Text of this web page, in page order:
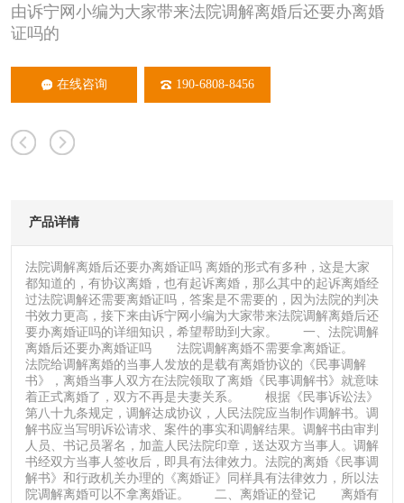
由诉宁网小编为大家带来法院调解离婚后还要办离婚
证吗的
在线咨询 190-6808-8456
产品详情
法院调解离婚后还要办离婚证吗 离婚的形式有多种，这是大家
都知道的，有协议离婚，也有起诉离婚，那么其中的起诉离婚经
过法院调解还需要离婚证吗，答案是不需要的，因为法院的判决
书效力更高，接下来由诉宁网小编为大家带来法院调解离婚后还
要办离婚证吗的详细知识，希望帮助到大家。 一、法院调解
离婚后还要办离婚证吗 法院调解离婚不需要拿离婚证。
法院给调解离婚的当事人发放的是载有离婚协议的《民事调解
书》，离婚当事人双方在法院领取了离婚《民事调解书》就意味
着正式离婚了，双方不再是夫妻关系。 根据《民事诉讼法》
第八十九条规定，调解达成协议，人民法院应当制作调解书。调
解书应当写明诉讼请求、案件的事实和调解结果。调解书由审判
人员、书记员署名，加盖人民法院印章，送达双方当事人。调解
书经双方当事人签收后，即具有法律效力。法院的离婚《民事调
解书》和行政机关办理的《离婚证》同样具有法律效力，所以法
院调解离婚可以不拿离婚证。 二、离婚证的登记 离婚有